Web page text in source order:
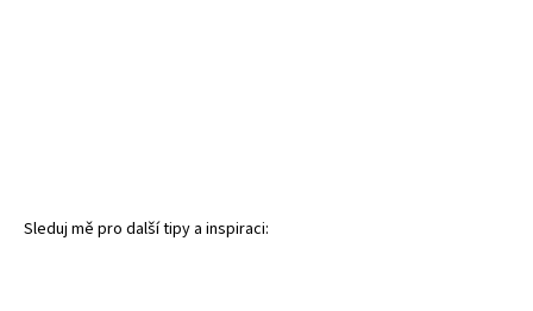
Sleduj mě pro další tipy a inspiraci: